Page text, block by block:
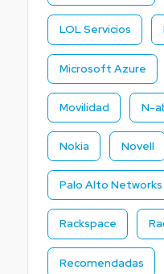
LOL Servicios
Microsoft Azure
Movilidad N-
Nokia Novell
Palo Alto Networks
Rackspace
Recomendadas